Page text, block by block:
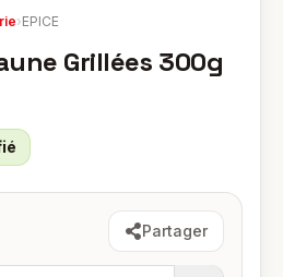
›EPICE
Grillées 300g
Partager